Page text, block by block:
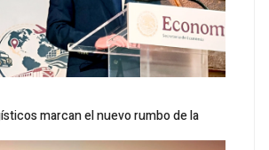
marcan el nuevo rumbo de la